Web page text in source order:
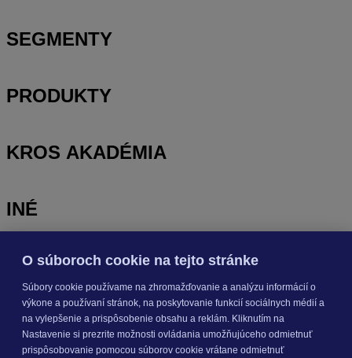
SEGMENTY
PRODUKTY
KROS AKADÉMIA
INÉ
OdoberajteNOVINKY
Prihlásiť sa
O súboroch cookie na tejto stránke
Súbory cookie používame na zhromažďovanie a analýzu informácií o
výkone a používaní stránok, na poskytovanie funkcií sociálnych médií a
na vylepšenie a prispôsobenie obsahu a reklám. Kliknutím na
Nastavenie si prezrite možnosti ovládania umožňujúceho odmietnuť
prispôsobovanie pomocou súborov cookie vrátane odmietnuť